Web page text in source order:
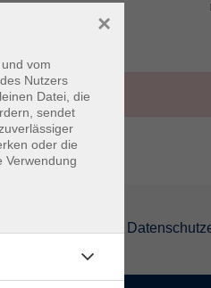
vom
Nutzers
Datei, die
sendet
oder die
Verwendung
×